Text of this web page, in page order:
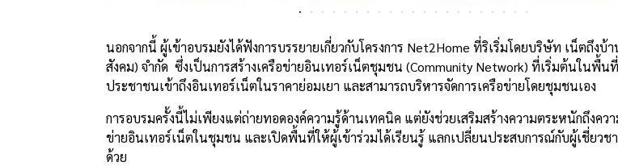
นอกจากนี้ ผู้เข้าอบรมยังได้ฟังการบรรยายเกี่ยวกับโครงการ Net2Home ที่ริเริ่มโดยบริษัท เน็ตถึงบ้
สังคม) จำกัด ซึ่งเป็นการสร้างเครือข่ายอินเทอร์เน็ตชุมชน (Community Network) ที่เริ่มต้นในพื้น
ประชาชนเข้าถึงอินเทอร์เน็ตในราคาย่อมเยา และสามารถบริหารจัดการเครือข่ายโดยชุมชนเอง
การอบรมครั้งนี้ไม่เพียงแต่ถ่ายทอดองค์ความรู้ด้านเทคนิค แต่ยังช่วยเสริมสร้างความตระหนักถึงคว
ข่ายอินเทอร์เน็ตในชุมชน และเปิดพื้นที่ให้ผู้เข้าร่วมได้เรียนรู้ แลกเปลี่ยนประสบการณ์กับผู้เชี่ยวช
ด้วย